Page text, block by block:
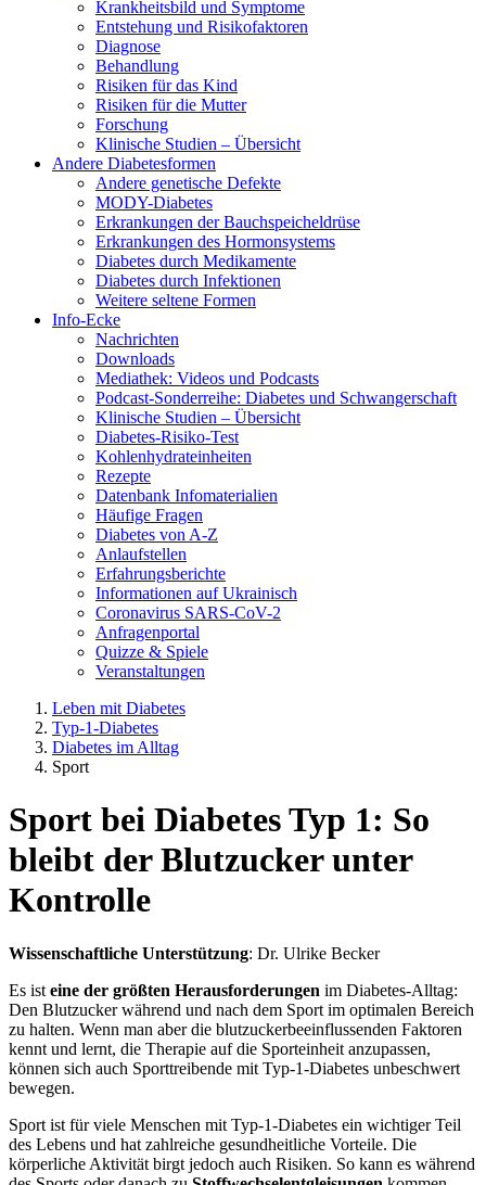
Krankheitsbild und Symptome
Entstehung und Risikofaktoren
Diagnose
Behandlung
Risiken für das Kind
Risiken für die Mutter
Forschung
Klinische Studien – Übersicht
Andere Diabetesformen
Andere genetische Defekte
MODY-Diabetes
Erkrankungen der Bauchspeicheldrüse
Erkrankungen des Hormonsystems
Diabetes durch Medikamente
Diabetes durch Infektionen
Weitere seltene Formen
Info-Ecke
Nachrichten
Downloads
Mediathek: Videos und Podcasts
Podcast-Sonderreihe: Diabetes und Schwangerschaft
Klinische Studien – Übersicht
Diabetes-Risiko-Test
Kohlenhydrateinheiten
Rezepte
Datenbank Infomaterialien
Häufige Fragen
Diabetes von A-Z
Anlaufstellen
Erfahrungsberichte
Informationen auf Ukrainisch
Coronavirus SARS-CoV-2
Anfragenportal
Quizze & Spiele
Veranstaltungen
Leben mit Diabetes
Typ-1-Diabetes
Diabetes im Alltag
Sport
Sport bei Diabetes Typ 1: So
bleibt der Blutzucker unter
Kontrolle
Wissenschaftliche Unterstützung: Dr. Ulrike Becker
Es ist eine der größten Herausforderungen im Diabetes-Alltag:
Den Blutzucker während und nach dem Sport im optimalen Bereich
zu halten. Wenn man aber die blutzuckerbeeinflussenden Faktoren
kennt und lernt, die Therapie auf die Sporteinheit anzupassen,
können sich auch Sporttreibende mit Typ-1-Diabetes unbeschwert
bewegen.
Sport ist für viele Menschen mit Typ-1-Diabetes ein wichtiger Teil
des Lebens und hat zahlreiche gesundheitliche Vorteile. Die
körperliche Aktivität birgt jedoch auch Risiken. So kann es während